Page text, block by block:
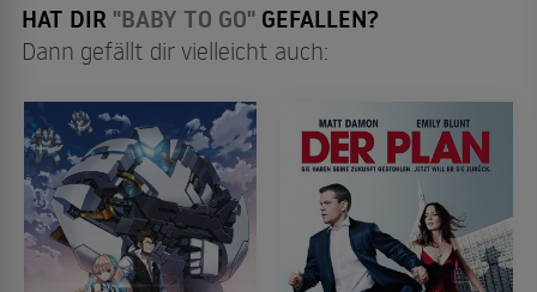
HAT DIR "BABY TO GO" GEFALLEN?
Dann gefällt dir vielleicht auch: